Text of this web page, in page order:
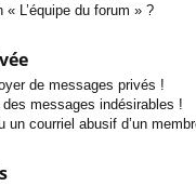
« L’équipe du forum » ?
de messages privés !
messages indésirables !
un courriel abusif d’un